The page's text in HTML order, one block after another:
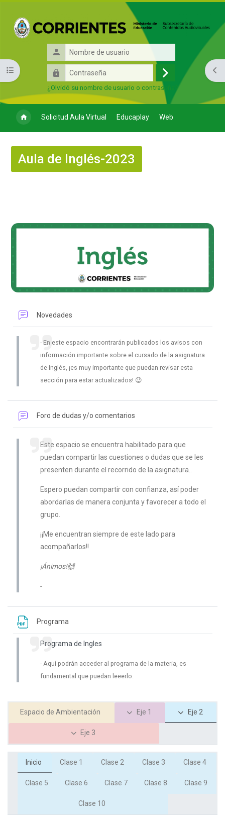
Nombre
de
usuario
Contraseña
Acceder
¿Olvidó su nombre de usuario o contraseña?
Solicitud Aula Virtual Educaplay Web
Abrir índice del curso
Aula de Inglés-2023
Novedades
En este espacio encontrarán publicados los avisos con
información importante sobre el cursado de la asignatura
de Inglés, ¡es muy importante que puedan revisar esta
sección para estar actualizados! 😉
Foro de dudas y/o comentarios
Este espacio se encuentra habilitado para que
puedan compartir las cuestiones o dudas que se les
presenten durante el recorrido de la asignatura..
Espero puedan compartir con confianza, así poder
abordarlas de manera conjunta y favorecer a todo el
grupo.
¡¡Me encuentran siempre de este lado para
acompañarlos!!
¡Ánimos!🙌
Programa
Programa de Ingles
Aquí podrán acceder al programa de la materia, es
fundamental que puedan leeerlo.
Espacio de Ambientación Eje 1 Eje 2
Eje 3
Inicio Clase 1 Clase 2 Clase 3 Clase 4
Clase 5 Clase 6 Clase 7 Clase 8 Clase 9
Clase 10